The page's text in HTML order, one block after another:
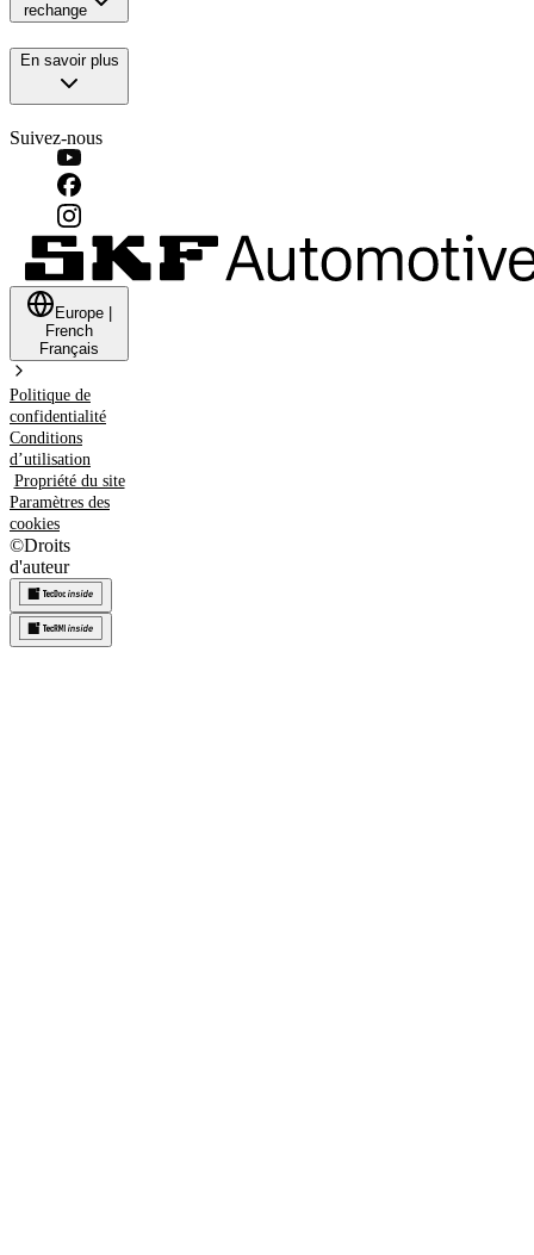
rechange
En savoir plus
Suivez-nous
Europe
French
Français
Politique de
confidentialité
Conditions
d’utilisation
Propriété du site
Paramètres des
cookies
©Droits
d'auteur